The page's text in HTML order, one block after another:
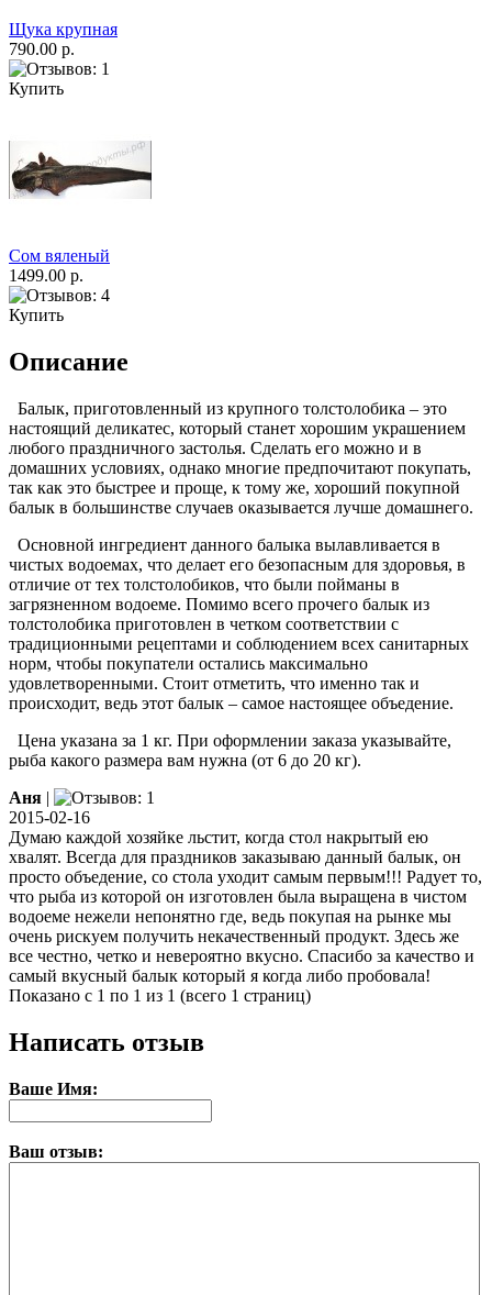
Щука крупная
790.00 р.
Купить
Сом вяленый
1499.00 р.
Купить
Описание
Балык, приготовленный из крупного толстолобика – это
настоящий деликатес, который станет хорошим украшением
любого праздничного застолья. Сделать его можно и в
домашних условиях, однако многие предпочитают покупать,
так как это быстрее и проще, к тому же, хороший покупной
балык в большинстве случаев оказывается лучше домашнего.
Основной ингредиент данного балыка вылавливается в
чистых водоемах, что делает его безопасным для здоровья, в
отличие от тех толстолобиков, что были пойманы в
загрязненном водоеме. Помимо всего прочего балык из
толстолобика приготовлен в четком соответствии с
традиционными рецептами и соблюдением всех санитарных
норм, чтобы покупатели остались максимально
удовлетворенными. Стоит отметить, что именно так и
происходит, ведь этот балык – самое настоящее объедение.
Цена указана за 1 кг. При оформлении заказа указывайте,
рыба какого размера вам нужна (от 6 до 20 кг).
Аня |
2015-02-16
Думаю каждой хозяйке льстит, когда стол накрытый ею
хвалят. Всегда для праздников заказываю данный балык, он
просто объедение, со стола уходит самым первым!!! Радует то,
что рыба из которой он изготовлен была выращена в чистом
водоеме нежели непонятно где, ведь покупая на рынке мы
очень рискуем получить некачественный продукт. Здесь же
все честно, четко и невероятно вкусно. Спасибо за качество и
самый вкусный балык который я когда либо пробовала!
Показано с 1 по 1 из 1 (всего 1 страниц)
Написать отзыв
Ваше Имя:
Ваш отзыв: